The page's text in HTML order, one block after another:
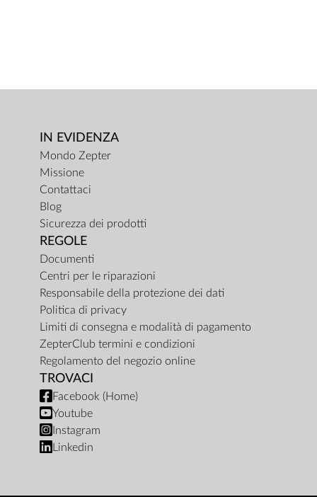
IN EVIDENZA
Mondo Zepter
Missione
Contattaci
Blog
Sicurezza dei prodotti
REGOLE
Documenti
Centri per le riparazioni
Responsabile della protezione dei dati
Politica di privacy
Limiti di consegna e modalità di pagamento
ZepterClub termini e condizioni
Regolamento del negozio online
TROVACI
Facebook (Home)
Youtube
Instagram
Linkedin